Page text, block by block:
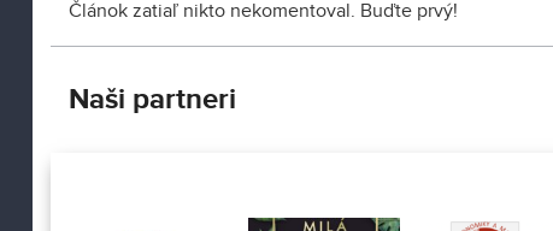
Článok zatiaľ nikto nekomentoval. Buďte prvý!
Naši partneri